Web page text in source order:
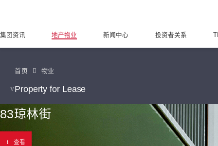
集团资讯 地产物业 新闻中心 投资者关系
首页 物业
Property for Lease
83琼林街
查看